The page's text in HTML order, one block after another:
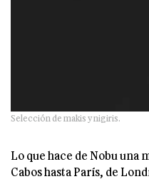
Selección de makis y nigiris.
Lo que hace de Nobu una
Cabos hasta París, de